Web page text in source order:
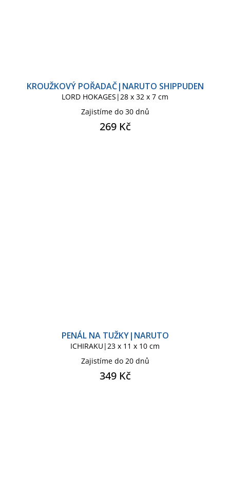
KROUŽKOVÝ POŘADAČ|NARUTO SHIPPUDEN
LORD HOKAGES|28 x 32 x 7 cm
Zajistíme do 30 dnů
269 Kč
PENÁL NA TUŽKY|NARUTO
ICHIRAKU|23 x 11 x 10 cm
Zajistíme do 20 dnů
349 Kč